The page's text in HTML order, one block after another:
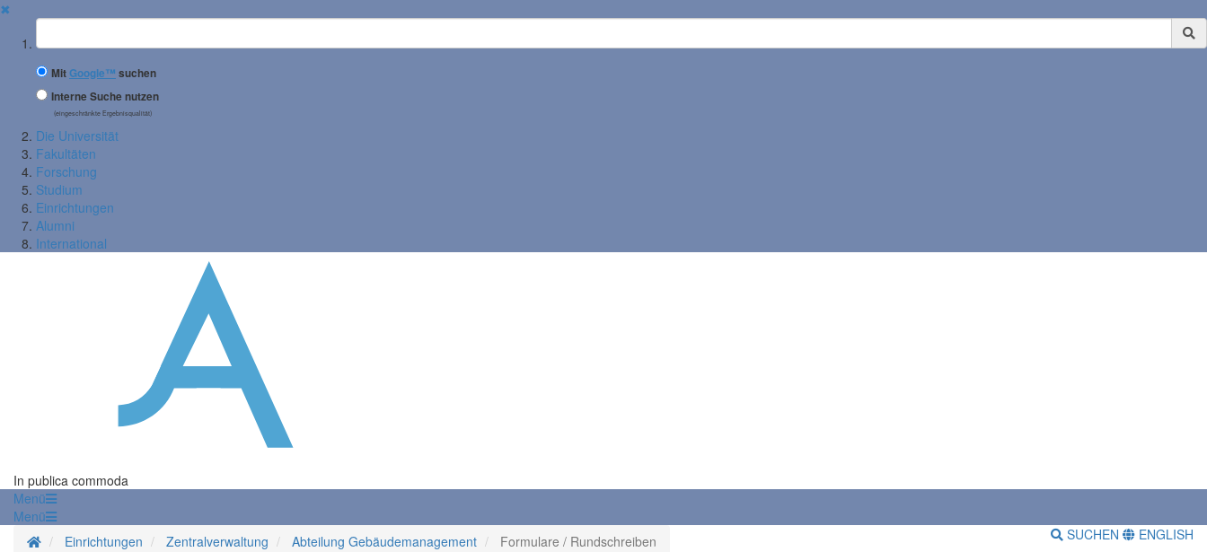
✖
Suchbegriff
MitGoogle™ suchen
Interne Suche nutzen
(eingeschränkte Ergebnisqualität)
Die Universität
Fakultäten
Forschung
Studium
Einrichtungen
Alumni
International
In publica commoda
Menü
Menü
StartseiteEinrichtungen Zentralverwaltung Abteilung Gebäudemanagement Formulare / Rundschreiben SUCHEN ENGLISH